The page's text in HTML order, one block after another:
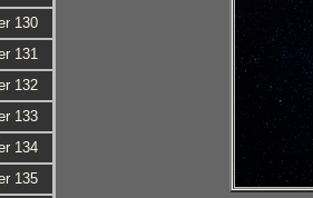
130
131
132
133
134
135